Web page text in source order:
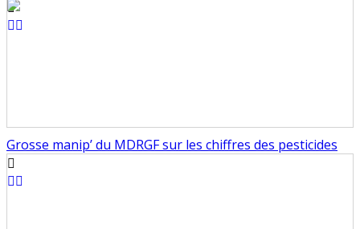
Grosse manip’ du MDRGF sur les chiffres des pesticides